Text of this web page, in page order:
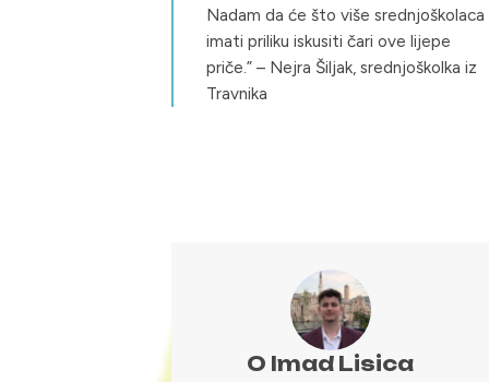
Nadam da će što više srednjoškolaca
imati priliku iskusiti čari ove lijepe
priče.” – Nejra Šiljak, srednjoškolka iz
Travnika
O Imad Lisica